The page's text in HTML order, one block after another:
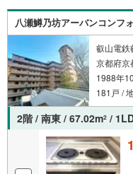
八瀬鱒乃坊アーバンコンフ
叡山電鉄
京都府京
1988年
181戸 /
2階 / 南東 / 67.02m2 /